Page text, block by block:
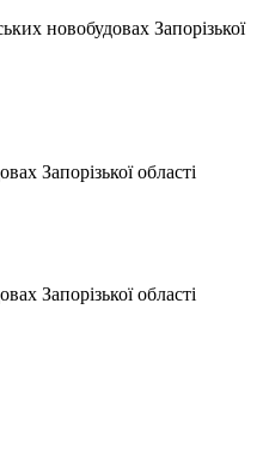
новобудовах Запорізької
Запорізької області
Запорізької області